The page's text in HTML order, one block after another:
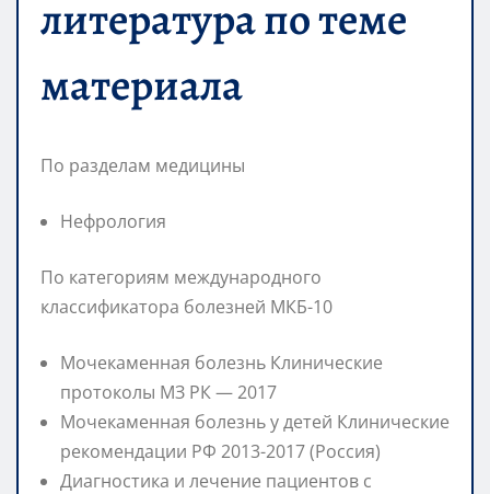
литература по теме
материала
По разделам медицины
Нефрология
По категориям международного
классификатора болезней МКБ-10
Мочекаменная болезнь Клинические
протоколы МЗ РК — 2017
Мочекаменная болезнь у детей Клинические
рекомендации РФ 2013-2017 (Россия)
Диагностика и лечение пациентов с